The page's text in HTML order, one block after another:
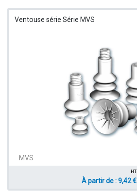
Ventouse série Série MVS
MVS
HT
À partir de : 9,42 €